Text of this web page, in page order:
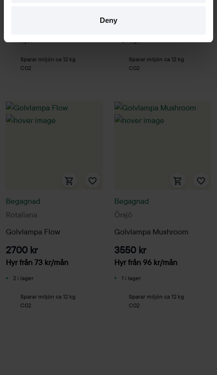
Deny
1 i lager
Sparar miljön ca 12 kg
C02
Hyr från
2 i lager
Sparar miljön ca 12 kg
C02
Rotaliana
Begagnad
Golvlampa Flow
2700 kr
Hyr från 73 kr/mån
2 i lager
Sparar miljön ca 12 kg
C02
Örsjö
Begagnad
Golvlampa Mushroom
3550 kr
Hyr från 96 kr/mån
1 i lager
Sparar miljön ca 12 kg
C02